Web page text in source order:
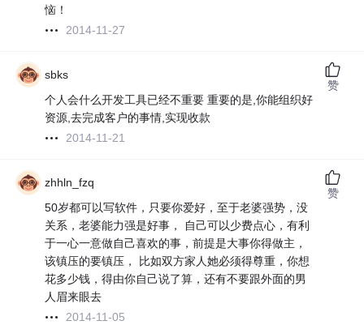
恼！
2014-11-27
sbks
个人会什么开发工具已经不重要 重要的是,你能组织好
资源,去完成客户的事情,实现收款
2014-11-21
赞
zhhln_fzq
50岁都可以写软件，只要你爱好，至于老婆强势，没
关系，老婆能力强是好事， 自己可以少费点心，有利
于一心一意做自己喜欢的事，前提是大事你得做主，
该镇压的要镇压， 比如双方家人她必须得尊重，你想
花多少钱，得由你自己说了算，还有不要跟外面的男
人眉来眼去
2014-11-05
赞